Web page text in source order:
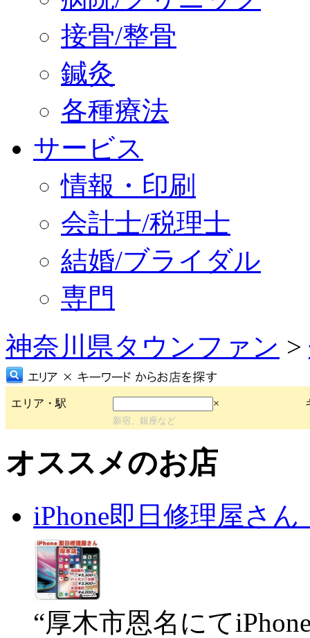
接骨/整骨
鍼灸
各種療法
サービス
情報・印刷
会計士/税理士
結婚/ブライダル
専門
神奈川県タウンファン >
エリア・駅 ×
新宿、銀座など
オススメのお店
iPhone即日修理屋さ
“厚木市恩名にて